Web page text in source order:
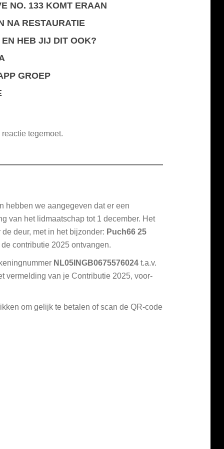
NO. 133 KOMT ERAAN
NA RESTAURATIE
HEB JIJ DIT OOK?
GROEP
tegemoet.
hebben we aangegeven dat er een
van het lidmaatschap tot 1 december. Het
deur, met in het bijzonder: Puch66 25
contributie 2025 ontvangen.
NL05INGB0675576024 t.a.v.
vermelding van je Contributie 2025, voor-
om gelijk te betalen of scan de QR-code